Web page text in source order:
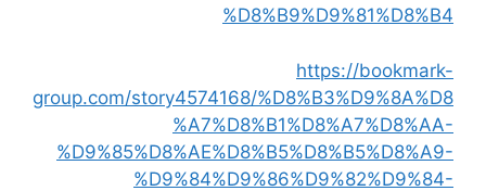
%D8%B9%D9%81%D8%B4
https://bookmark-
group.com/story4574168/%D8%B3%D9%8A%D8
%A7%D8%B1%D8%A7%D8%AA-
%D9%85%D8%AE%D8%B5%D8%B5%D8%A9-
%D9%84%D9%86%D9%82%D9%84-